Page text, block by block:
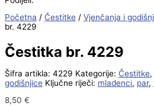
Početna / Čestitke / Vjenčanja i
br. 4229
Čestitka br. 4229
Šifra artikla: 4229 Kategorije: Čestitke,
godišnjice Ključne riječi: mladenci, par,
8,50 €